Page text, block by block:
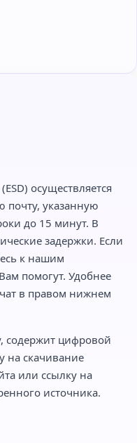
осуществляется
почту, указанную
до 15 минут. В
задержки. Если
к нашим
помогут. Удобнее
в правом нижнем
содержит цифровой
на скачивание
или ссылку на
источника.